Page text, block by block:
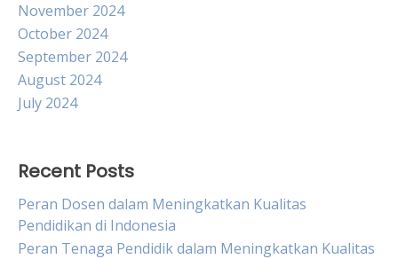
November 2024
October 2024
September 2024
August 2024
July 2024
Recent Posts
Peran Dosen dalam Meningkatkan Kualitas
Pendidikan di Indonesia
Peran Tenaga Pendidik dalam Meningkatkan Kualitas